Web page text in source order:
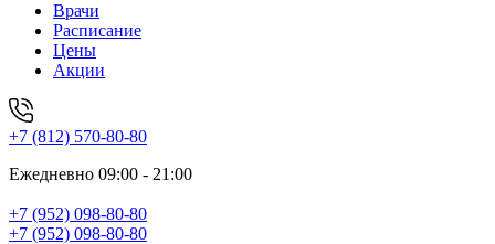
Врачи
Расписание
Цены
Акции
+7 (812) 570-80-80
Ежедневно 09:00 - 21:00
+7 (952) 098-80-80
+7 (952) 098-80-80